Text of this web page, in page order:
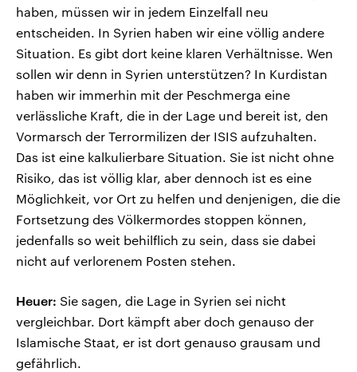
haben, müssen wir in jedem Einzelfall neu
entscheiden. In Syrien haben wir eine völlig andere
Situation. Es gibt dort keine klaren Verhältnisse. Wen
sollen wir denn in Syrien unterstützen? In Kurdistan
haben wir immerhin mit der Peschmerga eine
verlässliche Kraft, die in der Lage und bereit ist, den
Vormarsch der Terrormilizen der ISIS aufzuhalten.
Das ist eine kalkulierbare Situation. Sie ist nicht ohne
Risiko, das ist völlig klar, aber dennoch ist es eine
Möglichkeit, vor Ort zu helfen und denjenigen, die die
Fortsetzung des Völkermordes stoppen können,
jedenfalls so weit behilflich zu sein, dass sie dabei
nicht auf verlorenem Posten stehen.
Heuer: Sie sagen, die Lage in Syrien sei nicht
vergleichbar. Dort kämpft aber doch genauso der
Islamische Staat, er ist dort genauso grausam und
gefährlich.